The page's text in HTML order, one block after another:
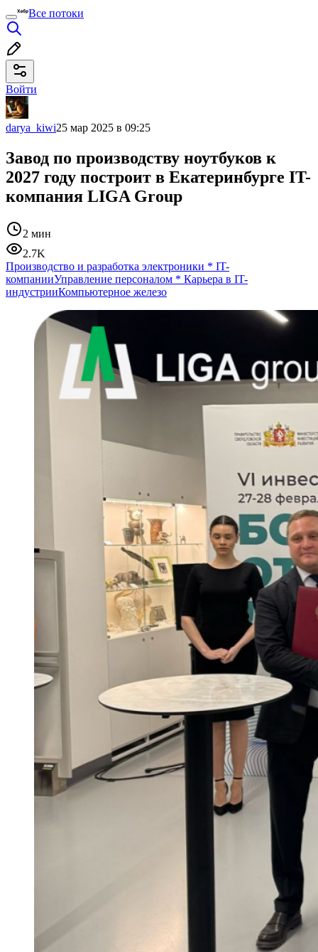
Все потоки
Войти
darya_kiwi25 мар 2025 в 09:25
Завод по производству ноутбуков к
2027 году построит в Екатеринбурге IT-
компания LIGA Group
2 мин
2.7K
Производство и разработка электроники * IT-
компанииУправление персоналом * Карьера в IT-
индустрииКомпьютерное железо